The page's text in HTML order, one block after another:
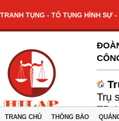
TRANH TỤNG - TỐ TỤNG HÌNH SỰ
Trụ
TP.
TRANG CHỦ THÔNG BÁO